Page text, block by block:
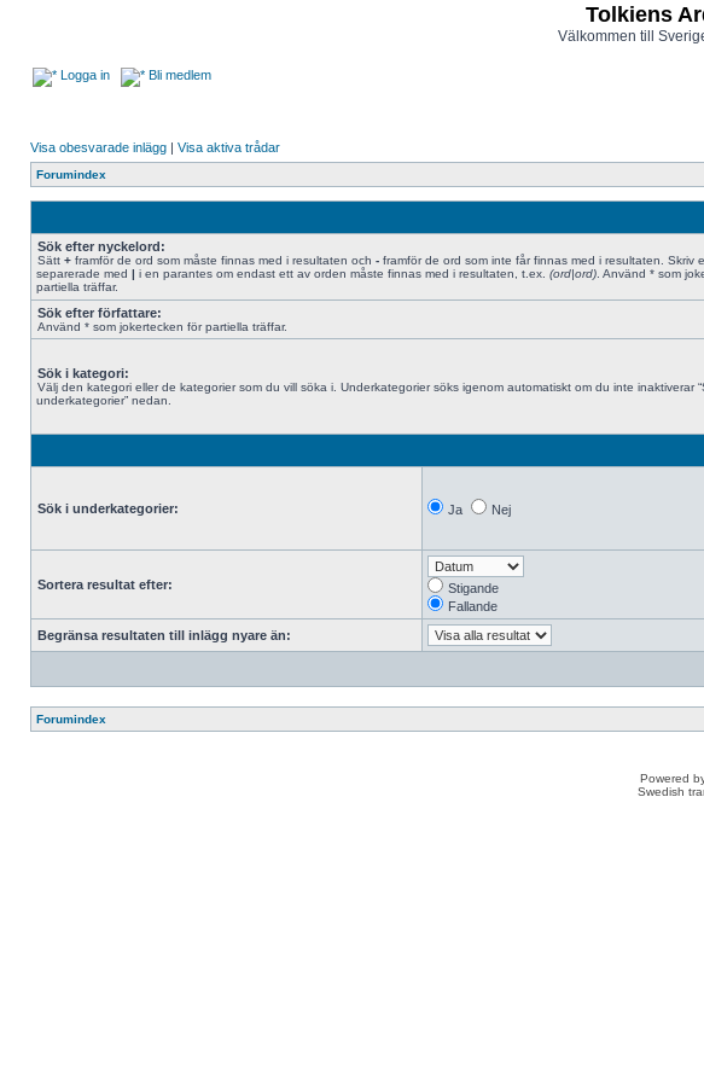
Tolkiens
Välkommen till
Logga in Bli medlem
Visa obesvarade inlägg | Visa aktiva trådar
Forumindex
Sök efter nyckelord:
Sätt + framför de ord som måste finnas med i resultaten och - framför de ord som inte får finnas med i resultaten. Skriv
separerade med | i en parantes om endast ett av orden måste finnas med i resultaten, t.ex. (ord|ord) . Använd * som
partiella träffar.
Sök efter författare:
Använd * som jokertecken för partiella träffar.
Sök i kategori:
Välj den kategori eller de kategorier som du vill söka i. Underkategorier söks igenom automatiskt om du inte inaktiverar
underkategorier” nedan.
Sök i underkategorier: Ja Nej
Sortera resultat efter:
Stigande
Fallande
Begränsa resultaten till inlägg nyare än:
Forumindex
Powered
Swedish